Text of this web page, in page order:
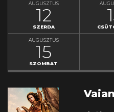
AUGUSZTUS
12
SZERDA
AUGUSZTUS
15
SZOMBAT